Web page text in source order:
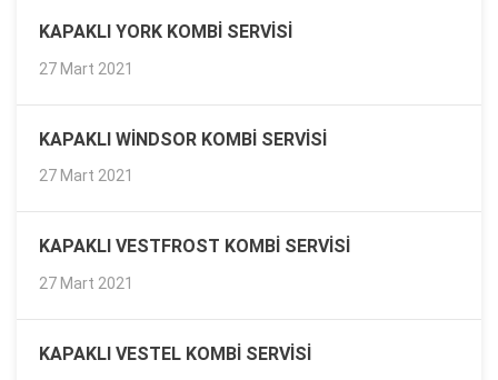
KAPAKLI YORK KOMBI SERVISI
27 Mart 2021
KAPAKLI WINDSOR KOMBI SERVISI
27 Mart 2021
KAPAKLI VESTFROST KOMBI SERVISI
27 Mart 2021
KAPAKLI VESTEL KOMBI SERVISI